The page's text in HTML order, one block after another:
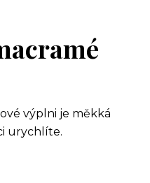
výplni je měkká
urychlíte.